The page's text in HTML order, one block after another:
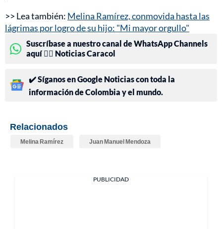
>> Lea también: Melina Ramírez, conmovida hasta las
lágrimas por logro de su hijo: "Mi mayor orgullo"
Suscríbase a nuestro canal de WhatsApp Channels
aquí 👉🏻 Noticias Caracol
✔️ Síganos en Google Noticias con toda la
información de Colombia y el mundo.
Relacionados
Melina Ramírez Juan Manuel Mendoza
PUBLICIDAD